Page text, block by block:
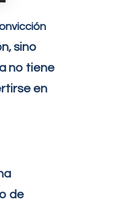
sino
no tiene
en
de